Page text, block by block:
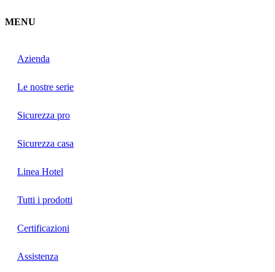
MENU
Azienda
Le nostre serie
Sicurezza pro
Sicurezza casa
Linea Hotel
Tutti i prodotti
Certificazioni
Assistenza